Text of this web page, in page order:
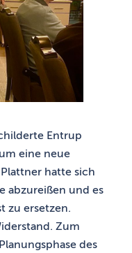
Entrup
eine neue
hatte sich
abzureißen und es
zu ersetzen.
Zum
des